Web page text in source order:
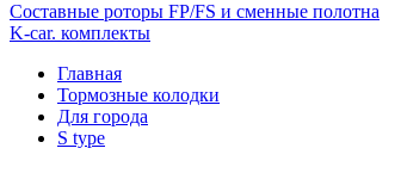
Составные роторы FP/FS и сменные полотна
K-car. комплекты
Главная
Тормозные колодки
Для города
S type